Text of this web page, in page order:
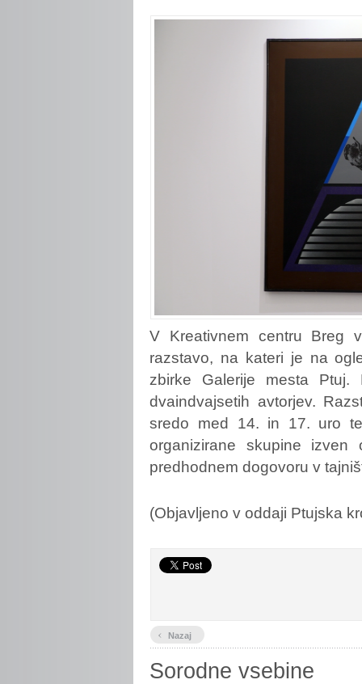
V Kreativnem centru Breg
razstavo, na kateri je na
zbirke Galerije mesta
dvaindvajsetih avtorjev.
sredo med 14. in 17. uro
organizirane skupine
predhodnem dogovoru v
(Objavljeno v oddaji Ptujska
‹ Nazaj
Sorodne vsebine